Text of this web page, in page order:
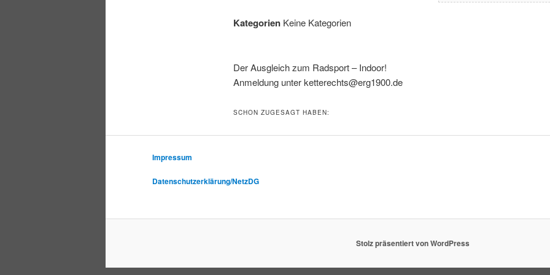
KategorienKeine Kategorien
Der Ausgleich zum Radsport – Indoor!
Anmeldung unter ketterechts@erg1900.de
SCHON ZUGESAGT HABEN:
Impressum
Datenschutzerklärung/NetzDG
Stolz präsentiert von WordPress